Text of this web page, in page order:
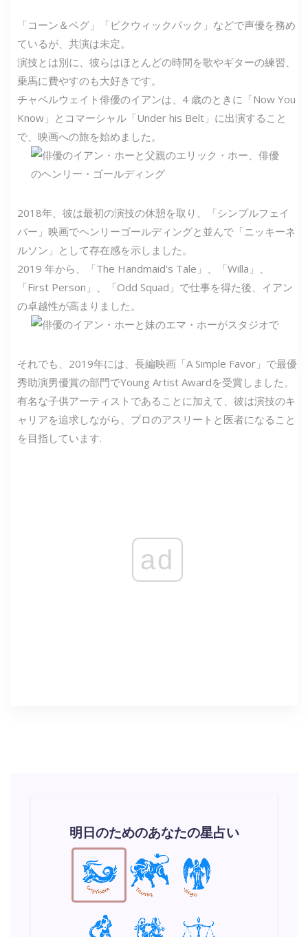
「コーン＆ペグ」「ピクウィックパック」などで声優を務め
ているが、共演は未定。
演技とは別に、彼らはほとんどの時間を歌やギターの練習、
乗馬に費やすのも大好きです。
チャペルウェイト俳優のイアンは、4 歳のときに「Now You
Know」とコマーシャル「Under his Belt」に出演すること
で、映画への旅を始めました。
2018年、彼は最初の演技の休憩を取り、「シンプルフェイ
バー」映画でヘンリーゴールディングと並んで「ニッキーネ
ルソン」として存在感を示しました。
2019 年から、「The Handmaid's Tale」、「Willa」、
「First Person」、「Odd Squad」で仕事を得た後、イアン
の卓越性が高まりました。
それでも、2019年には、長編映画「A Simple Favor」で最優
秀助演男優賞の部門でYoung Artist Awardを受賞しました。
有名な子供アーティストであることに加えて、彼は演技のキ
ャリアを追求しながら、プロのアスリートと医者になること
を目指しています.
ad
明日のためのあなたの星占い